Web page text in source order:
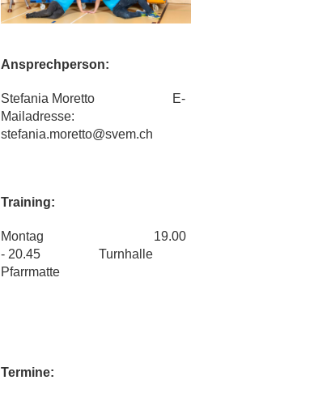
Ansprechperson:
Stefania Moretto E-
Mailadresse:
stefania.moretto@svem.ch
Training:
Montag 19.00
- 20.45 Turnhalle
Pfarrmatte
Termine: